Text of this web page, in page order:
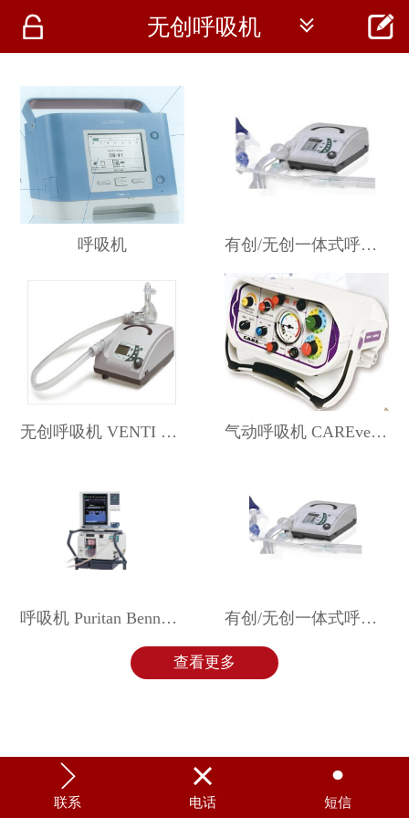
 首页
仪器
医疗资讯
 无创呼吸机  
呼吸机 有创/无创一体式呼吸机 VENTIlogic
无创呼吸机 VENTI Motion 气动呼吸机 CAREvent MRI
呼吸机 Puritan Bennett 840 有创/无创一体式呼吸机 VENTIlogic LS
查看更多

联系

电话

短信